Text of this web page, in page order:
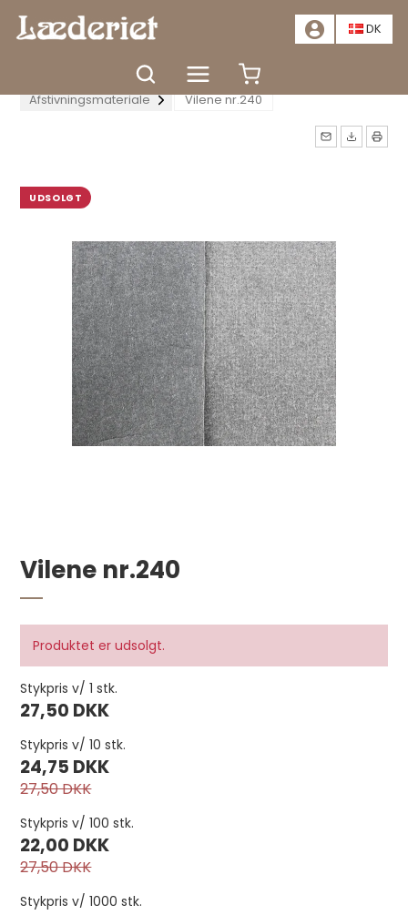
📣TILBUD - SPAR MINDST 20%. KLIK HER📣
DK
Tilbehør
Buntmager artikler
Afstivningsmateriale
Vilene nr.240
Måske kunne nogle af disse
produkter have din
TÆT
GÅ TIL KURV
Rundskåret lædersnor 2 mm 45 m Natur
pr. rulle
UDSOLGT
Vilene nr.240
Produktet er udsolgt.
Stykpris v/ 1 stk.
27,50 DKK
Stykpris v/ 10 stk.
24,75 DKK
27,50 DKK
Stykpris v/ 100 stk.
22,00 DKK
27,50 DKK
Stykpris v/ 1000 stk.